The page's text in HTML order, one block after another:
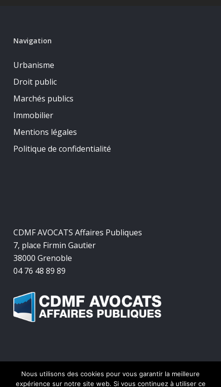
Navigation
Urbanisme
Droit public
Marchés publics
Immobilier
Mentions légales
Politique de confidentialité
CDMF AVOCATS Affaires Publiques
7, place Firmin Gautier
38000 Grenoble
04 76 48 89 89
© 2026 CDMF Avocats Affaires Publiques.
Nous utilisons des cookies pour vous garantir la meilleure
expérience sur notre site web. Si vous continuez à utiliser ce